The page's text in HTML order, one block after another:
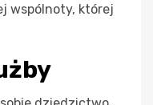
wspólnoty, której